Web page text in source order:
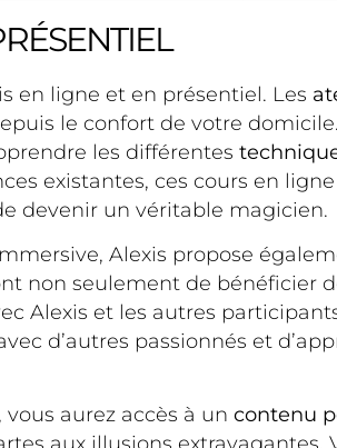
en ligne et en présentiel. Les
le confort de votre
les différentes
existantes, ces cours en
devenir un véritable magicien.
Alexis propose
non seulement de bénéficier
Alexis et les autres
d’autres passionnés et
aurez accès à un contenu